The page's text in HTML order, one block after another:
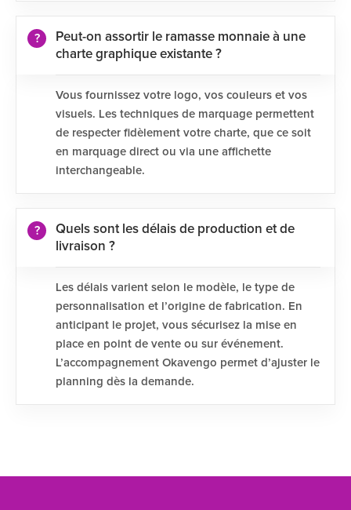
Peut-on assortir le ramasse monnaie à une
charte graphique existante ?
Vous fournissez votre logo, vos couleurs et vos
visuels. Les techniques de marquage permettent
de respecter fidèlement votre charte, que ce soit
en marquage direct ou via une affichette
interchangeable.
Quels sont les délais de production et de
livraison ?
Les délais varient selon le modèle, le type de
personnalisation et l’origine de fabrication. En
anticipant le projet, vous sécurisez la mise en
place en point de vente ou sur événement.
L’accompagnement Okavengo permet d’ajuster le
planning dès la demande.